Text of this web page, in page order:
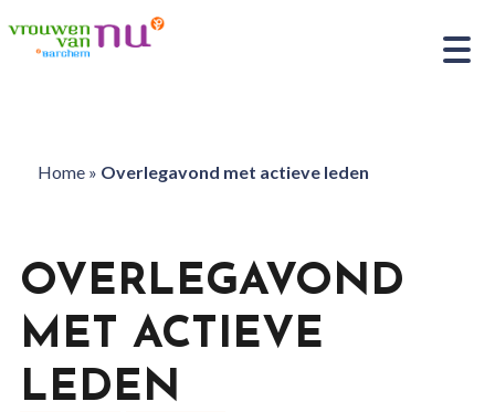
Home» Overlegavond met actieve leden
OVERLEGAVOND
MET ACTIEVE
LEDEN